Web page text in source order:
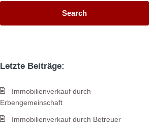
Search
Letzte Beiträge:
Immobilienverkauf durch
Erbengemeinschaft
Immobilienverkauf durch Betreuer